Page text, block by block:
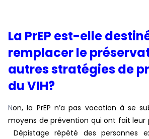
La PrEP est-elle
remplacer le
autres stratégies de
du VIH?
Non, la PrEP n’a pas vocation à se
moyens de prévention qui ont fait leur
Dépistage répété des personnes